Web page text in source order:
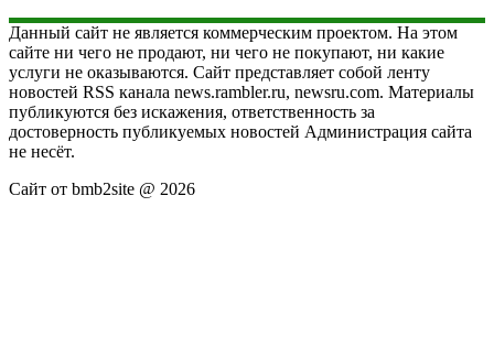
Данный сайт не является коммерческим проектом. На этом
сайте ни чего не продают, ни чего не покупают, ни какие
услуги не оказываются. Сайт представляет собой ленту
новостей RSS канала news.rambler.ru, newsru.com. Материалы
публикуются без искажения, ответственность за
достоверность публикуемых новостей Администрация сайта
не несёт.
Сайт от bmb2site @ 2026